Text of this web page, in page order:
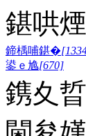
鍖哄
鍗楀哺鍖�
鍙ｅ尯[670]
鎸夊